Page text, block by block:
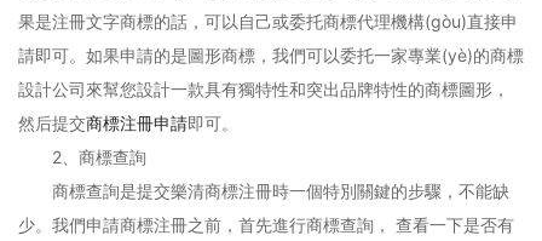
果是注冊文字商標的話，可以自己或委托商標代理機構(gòu)直接申
請即可。如果申請的是圖形商標，我們可以委托一家專業(yè)的商標
設計公司來幫您設計一款具有獨特性和突出品牌特性的商標圖形，
然后提交商標注冊申請即可。
2、商標查詢
商標查詢是提交樂清商標注冊時一個特別關鍵的步驟，不能缺
少。我們申請商標注冊之前，首先進行商標查詢， 查看一下是否有